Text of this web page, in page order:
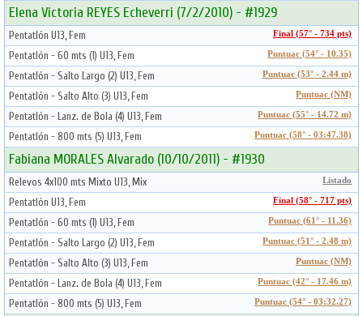
Elena Victoria REYES Echeverri (7/2/2010) - #1929
Pentatlón U13, Fem Final (57° - 734 pts)
Pentatlón - 60 mts (1) U13, Fem Puntuac (54° - 10.35)
Pentatlón - Salto Largo (2) U13, Fem Puntuac (53° - 2.44 m)
Pentatlón - Salto Alto (3) U13, Fem Puntuac (NM)
Pentatlón - Lanz. de Bola (4) U13, Fem Puntuac (55° - 14.72 m)
Pentatlón - 800 mts (5) U13, Fem Puntuac (58° - 03:47.38)
Fabiana MORALES Alvarado (10/10/2011) - #1930
Relevos 4x100 mts Mixto U13, Mix Listado
Pentatlón U13, Fem Final (58° - 717 pts)
Pentatlón - 60 mts (1) U13, Fem Puntuac (61° - 11.36)
Pentatlón - Salto Largo (2) U13, Fem Puntuac (51° - 2.48 m)
Pentatlón - Salto Alto (3) U13, Fem Puntuac (NM)
Pentatlón - Lanz. de Bola (4) U13, Fem Puntuac (42° - 17.46 m)
Pentatlón - 800 mts (5) U13, Fem Puntuac (54° - 03:32.27)